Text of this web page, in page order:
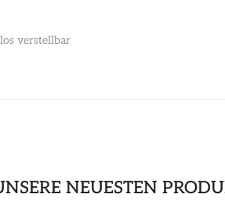
verstellbar
NEUESTEN